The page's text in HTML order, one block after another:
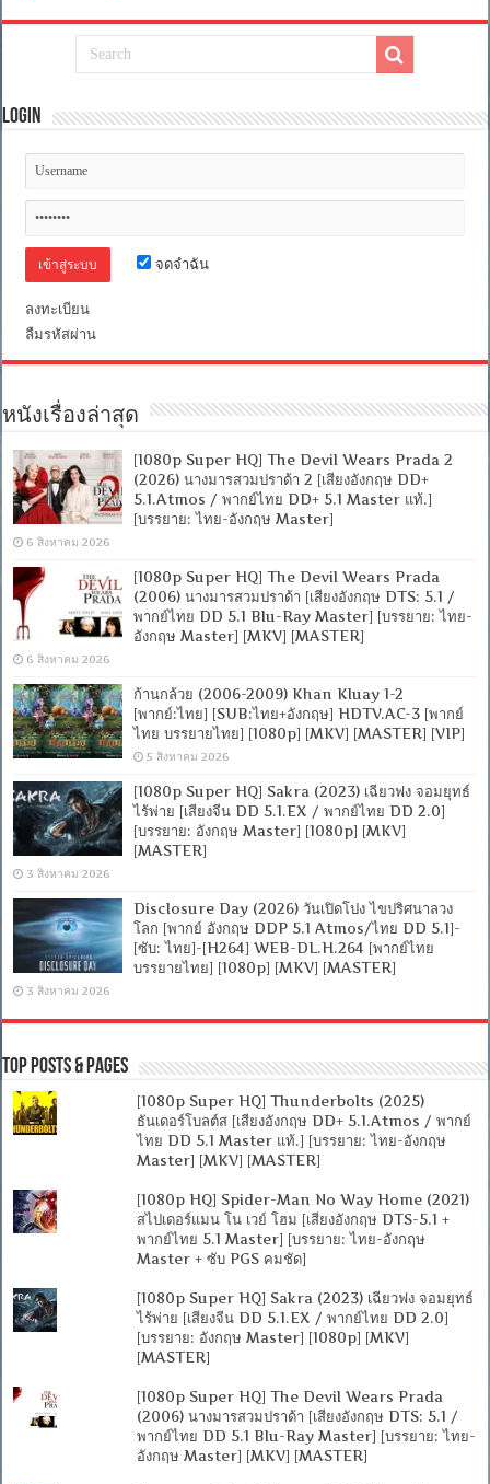
(2024)
สั่ง
อังกฤษ
ไทย
Blu-
Master]
[MKV]
Login
จดจำฉัน
ลงทะเบียน
ลืมรหัสผ่าน
หนังเรื่องล่าสุด
[1080p Super HQ] The Devil Wears Prada 2
(2026) นางมารสวมปราด้า 2 [เสียงอังกฤษ DD+
5.1.Atmos / พากย์ไทย DD+ 5.1 Master แท้.]
[บรรยาย: ไทย-อังกฤษ Master]
6 สิงหาคม 2026
[1080p Super HQ] The Devil Wears Prada
(2006) นางมารสวมปราด้า [เสียงอังกฤษ DTS: 5.1 /
พากย์ไทย DD 5.1 Blu-Ray Master] [บรรยาย: ไทย-
อังกฤษ Master] [MKV] [MASTER]
6 สิงหาคม 2026
ก้านกล้วย (2006-2009) Khan Kluay 1-2
[พากย์:ไทย] [SUB:ไทย+อังกฤษ] HDTV.AC-3 [พากย์
ไทย บรรยายไทย] [1080p] [MKV] [MASTER] [VIP]
5 สิงหาคม 2026
[1080p Super HQ] Sakra (2023) เฉียวฟง จอมยุทธ์
ไร้พ่าย [เสียงจีน DD 5.1.EX / พากย์ไทย DD 2.0]
[บรรยาย: อังกฤษ Master] [1080p] [MKV]
[MASTER]
3 สิงหาคม 2026
Disclosure Day (2026) วันเปิดโปง ไขปริศนาลวง
โลก [พากย์ อังกฤษ DDP 5.1 Atmos/ไทย DD 5.1]-
[ซับ: ไทย]-[H264] WEB-DL.H.264 [พากย์ไทย
บรรยายไทย] [1080p] [MKV] [MASTER]
3 สิงหาคม 2026
Top Posts & Pages
[1080p Super HQ] Thunderbolts (2025)
ธันเดอร์โบลต์ส [เสียงอังกฤษ DD+ 5.1.Atmos / พากย์
ไทย DD 5.1 Master แท้.] [บรรยาย: ไทย-อังกฤษ
Master] [MKV] [MASTER]
[1080p HQ] Spider-Man No Way Home (2021)
สไปเดอร์แมน โน เวย์ โฮม [เสียงอังกฤษ DTS-5.1 +
พากย์ไทย 5.1 Master] [บรรยาย: ไทย-อังกฤษ
Master + ซับ PGS คมชัด]
[1080p Super HQ] Sakra (2023) เฉียวฟง จอมยุทธ์
ไร้พ่าย [เสียงจีน DD 5.1.EX / พากย์ไทย DD 2.0]
[บรรยาย: อังกฤษ Master] [1080p] [MKV]
[MASTER]
[1080p Super HQ] The Devil Wears Prada
(2006) นางมารสวมปราด้า [เสียงอังกฤษ DTS: 5.1 /
พากย์ไทย DD 5.1 Blu-Ray Master] [บรรยาย: ไทย-
อังกฤษ Master] [MKV] [MASTER]